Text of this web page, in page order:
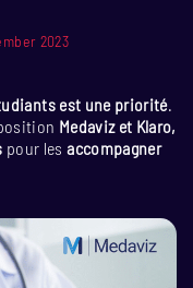
2023
est une priorité.
Medaviz et Klaro,
pour les accompagner